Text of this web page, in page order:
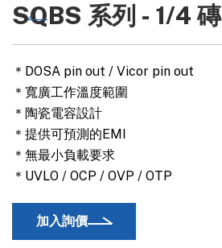
SQBS 系列 - 1/4 磚
＊DOSA pin out / Vicor pin out
＊寬廣工作溫度範圍
＊陶瓷電容設計
＊提供可預測的EMI
＊無最小負載要求
＊UVLO / OCP / OVP / OTP
加入詢價